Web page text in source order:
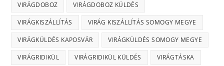
VIRÁGDOBOZ VIRÁGDOBOZ KÜLDÉS
VIRÁGKISZÁLLÍTÁS VIRÁG KISZÁLLÍTÁS SOMOGY MEGYE
VIRÁGKÜLDÉS KAPOSVÁR VIRÁGKÜLDÉS SOMOGY MEGYE
VIRÁGRIDIKÜL VIRÁGRIDIKÜL KÜLDÉS VIRÁGTÁSKA